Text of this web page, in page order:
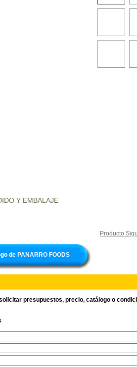
Y EMBALAJE
Producto
de PANARRO FOODS
presupuestos, precio, catálogo o